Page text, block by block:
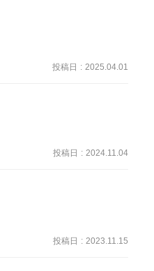
投稿日 : 2025.04.01
もない。
あわされる。
数の人が思いそうな黒い
かない。そうだよね。
メンバーで続きがあれは
投稿日 : 2024.11.04
投稿日 : 2023.11.15